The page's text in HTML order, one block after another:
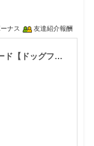
ナス 友達紹介報酬
人が食べる食材だけで作ったドッグフード【ドッグフード工房】定期便